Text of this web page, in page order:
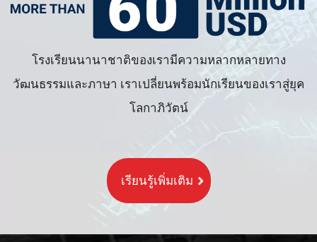
โรงเรียนนานาชาติของเรามีความหลากหลายทาง
วัฒนธรรมและภาษา เราเปลี่ยนพร้อมนักเรียนของเราสู่ยุค
โลกาภิวัตน์
เรียนรู้เพิ่มเติม